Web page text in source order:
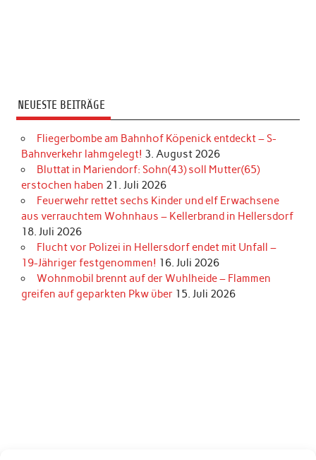
NEUESTE BEITRÄGE
Fliegerbombe am Bahnhof Köpenick entdeckt – S-
Bahnverkehr lahmgelegt! 3. August 2026
Bluttat in Mariendorf: Sohn(43) soll Mutter(65)
erstochen haben 21. Juli 2026
Feuerwehr rettet sechs Kinder und elf Erwachsene
aus verrauchtem Wohnhaus – Kellerbrand in Hellersdorf
18. Juli 2026
Flucht vor Polizei in Hellersdorf endet mit Unfall –
19-Jähriger festgenommen! 16. Juli 2026
Wohnmobil brennt auf der Wuhlheide – Flammen
greifen auf geparkten Pkw über 15. Juli 2026